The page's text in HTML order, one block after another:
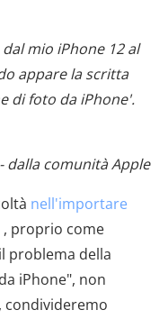
mio iPhone 12 al
appare la scritta
di foto da iPhone'.
- dalla comunità Apple
nell'importare
, proprio come
problema della
iPhone", non
condivideremo